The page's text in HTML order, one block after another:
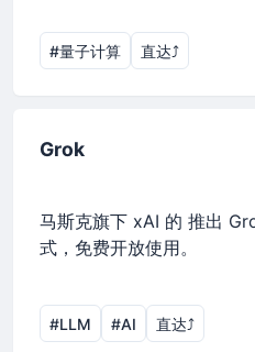
#量子计算 直达⤴︎
Grok
马斯克旗下 xAI 的 推出
式，免费开放使用。
#LLM #AI 直达⤴︎